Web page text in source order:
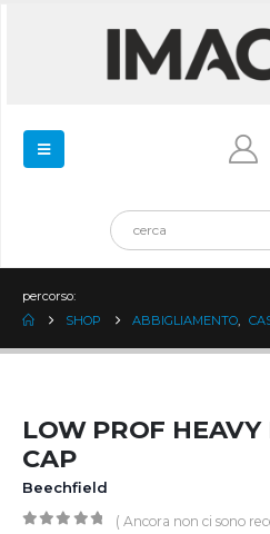
percorso:
SHOP
ABBIGLIAMENTO
LOW PROF
CAP
Beechfield
( Ancora non ci sono